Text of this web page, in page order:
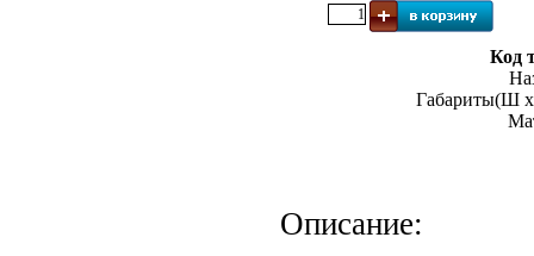
Код
Габариты(Ш
Описание: